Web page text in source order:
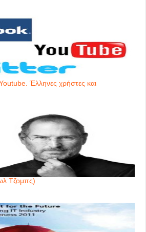
Έλληνες χρήστες και
Τζομπς)